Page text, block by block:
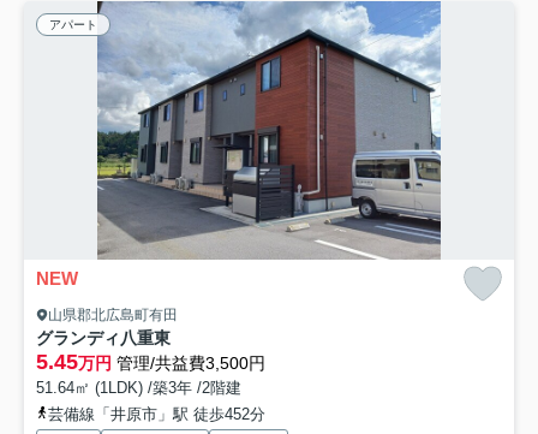
アパート
NEW
山県郡北広島町有田
グランディ八重東
5.45万円 管理/共益費3,500円
51.64㎡ (1LDK) /築3年 /2階建
芸備線「井原市」駅 徒歩452分